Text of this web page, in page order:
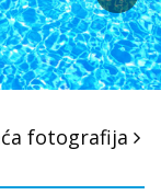
fotografija